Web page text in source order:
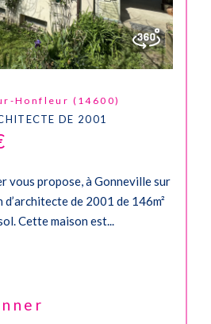
Honfleur (14600)
DE 2001
vous propose, à Gonneville sur
d’architecte de 2001 de 146m²
Cette maison est...